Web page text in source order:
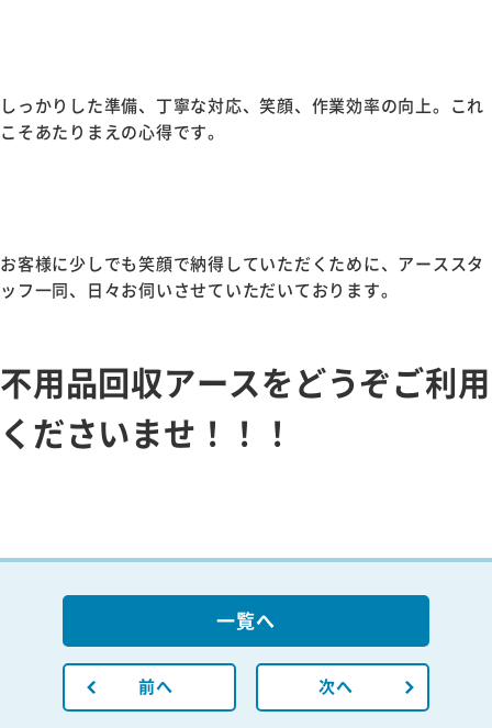
しっかりした準備、丁寧な対応、笑顔、作業効率の向上。これ
こそあたりまえの心得です。
お客様に少しでも笑顔で納得していただくために、アーススタ
ッフ一同、日々お伺いさせていただいております。
不用品回収アースをどうぞご利用
くださいませ！！！
前へ
一覧へ
次へ